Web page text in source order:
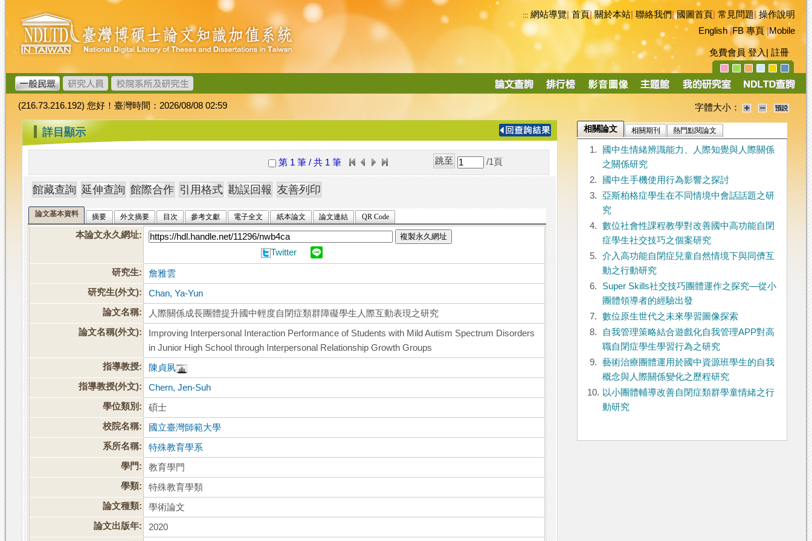
跳
到
主
要
內
容
臺
灣
博
碩
士
論
文
加
值
系
統
::: 網站導覽|首頁|關於本站 聯絡我們|國圖首頁 常見問題|操作說明
English|FB 專頁|Mobile
免費會員 登入 註冊
導
(216.73.216.192) 您好！臺灣時間：2026/08/08 02:59 字體大小：
::: 詳目顯示
第 1 筆 / 共 1 筆 /1 頁
論文基本資料 摘要 外文摘要 目次 參考文獻 電子全文 紙本論文 論文連結 QR Code
本論文永久網址: 複製永久網址
Twitter
研究生:
詹雅雲
研究生(外文):
Chan, Ya-Yun
論文名稱:
人際關係成長團體提升國中輕度自閉症類群障礙學生人際互動表現之研究
論文名稱(外文):
Improving Interpersonal Interaction Performance of Students with Mild Autism Spectrum Disorders
in Junior High School through Interpersonal Relationship Growth Groups
指導教授:
陳貞夙
指導教授(外文):
Chern, Jen-Suh
學位類別:
碩士
校院名稱:
國立臺灣師範大學
系所名稱:
特殊教育學系
學門:
教育學門
學類:
特殊教育學類
論文種類:
學術論文
論文出版年:
2020
相關論文 相關期刊 熱門點閱論文
1.
國中生情緒辨識能力、人際知覺與人際關係
之關係研究
2.
國中生手機使用行為影響之探討
3.
亞斯柏格症學生在不同情境中會話話題之研
究
4.
數位社會性課程教學對改善國中高功能自閉
症學生社交技巧之個案研究
5.
介入高功能自閉症兒童自然情境下與同儕互
動之行動研究
6.
Super Skills社交技巧團體運作之探究—從小
團體領導者的經驗出發
7.
數位原生世代之未來學習圖像探索
8.
自我管理策略結合遊戲化自我管理APP對高
職自閉症學生學習行為之研究
9.
藝術治療團體運用於國中資源班學生的自我
概念與人際關係變化之歷程研究
10. 以小團體輔導改善自閉症類群學童情緒之行
動研究